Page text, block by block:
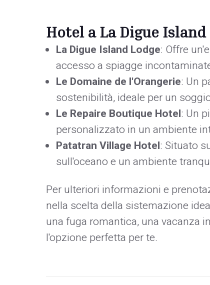
Hotel a La Digue Island
La Digue Island Lodge: Offre
accesso a spiagge
Le Domaine de l'Orangerie: Un
sostenibilità, ideale per un
Le Repaire Boutique Hotel: Un
personalizzato in un ambiente
Patatran Village Hotel: Situato
sull'oceano e un ambiente
Per ulteriori informazioni e
nella scelta della sistemazione
una fuga romantica, una vacanza
l'opzione perfetta per te.